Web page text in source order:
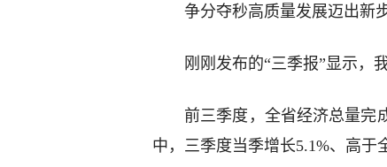
争分夺秒高质量发展迈出新
刚刚发布的“三季报”显示，
前三季度，全省经济总量完
中，三季度当季增长5.1%、高于